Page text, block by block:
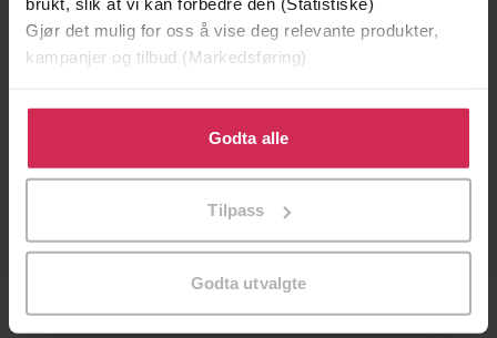
Gjør det mulig for oss å vise deg relevante produkter,
kampanjer og tilbud (Markedsføring)
Klikk på «Godta alle» for å gi oss ditt samtykke til å
bruke cookies for alle disse formålene. Du kan også
tilpasse ditt samtykke til spesifikke formål ved å klikke
Godta alle
Tilpass
Godta utvalgte
Minnesota
Utskudd